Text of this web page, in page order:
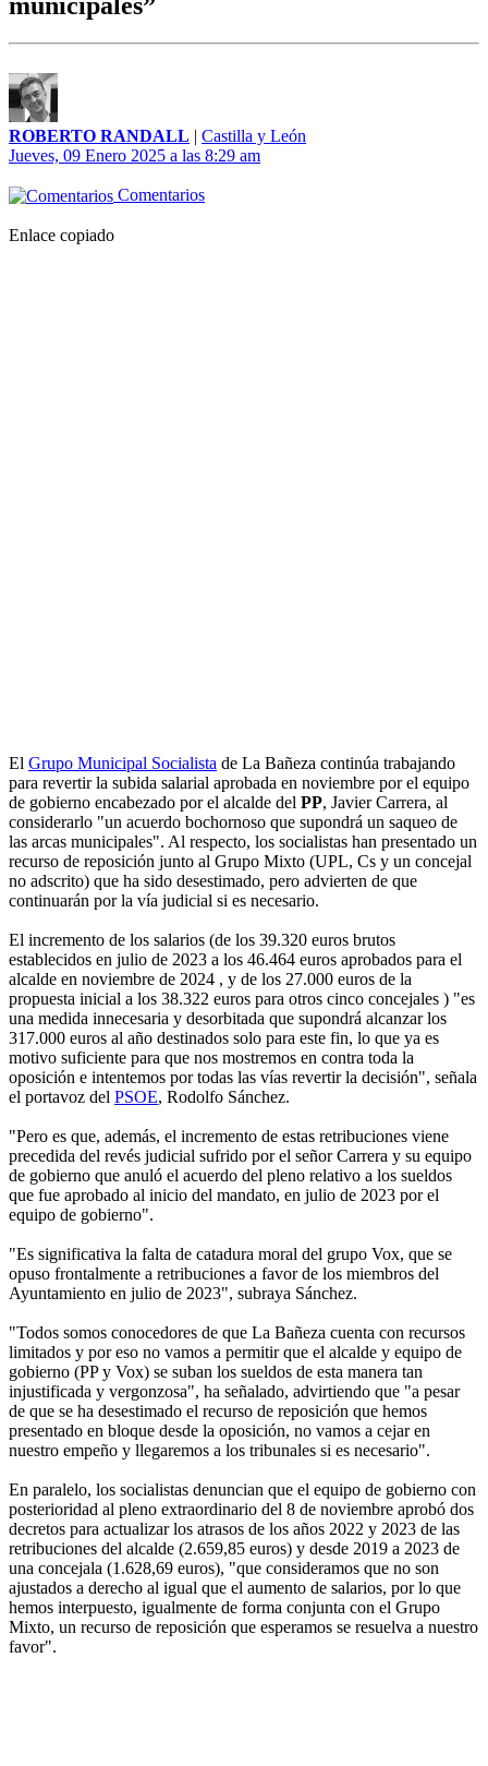
ROBERTO RANDALL | Castilla y León
Jueves, 09 Enero 2025 a las 8:29 am
Comentarios
Enlace copiado
El Grupo Municipal Socialista de La Bañeza continúa trabajando
para revertir la subida salarial aprobada en noviembre por el equipo
de gobierno encabezado por el alcalde del PP, Javier Carrera, al
considerarlo "un acuerdo bochornoso que supondrá un saqueo de
las arcas municipales". Al respecto, los socialistas han presentado un
recurso de reposición junto al Grupo Mixto (UPL, Cs y un concejal
no adscrito) que ha sido desestimado, pero advierten de que
continuarán por la vía judicial si es necesario.
El incremento de los salarios (de los 39.320 euros brutos
establecidos en julio de 2023 a los 46.464 euros aprobados para el
alcalde en noviembre de 2024 , y de los 27.000 euros de la
propuesta inicial a los 38.322 euros para otros cinco concejales ) "es
una medida innecesaria y desorbitada que supondrá alcanzar los
317.000 euros al año destinados solo para este fin, lo que ya es
motivo suficiente para que nos mostremos en contra toda la
oposición e intentemos por todas las vías revertir la decisión", señala
el portavoz del PSOE, Rodolfo Sánchez.
"Pero es que, además, el incremento de estas retribuciones viene
precedida del revés judicial sufrido por el señor Carrera y su equipo
de gobierno que anuló el acuerdo del pleno relativo a los sueldos
que fue aprobado al inicio del mandato, en julio de 2023 por el
equipo de gobierno".
"Es significativa la falta de catadura moral del grupo Vox, que se
opuso frontalmente a retribuciones a favor de los miembros del
Ayuntamiento en julio de 2023", subraya Sánchez.
"Todos somos conocedores de que La Bañeza cuenta con recursos
limitados y por eso no vamos a permitir que el alcalde y equipo de
gobierno (PP y Vox) se suban los sueldos de esta manera tan
injustificada y vergonzosa", ha señalado, advirtiendo que "a pesar
de que se ha desestimado el recurso de reposición que hemos
presentado en bloque desde la oposición, no vamos a cejar en
nuestro empeño y llegaremos a los tribunales si es necesario".
En paralelo, los socialistas denuncian que el equipo de gobierno con
posterioridad al pleno extraordinario del 8 de noviembre aprobó dos
decretos para actualizar los atrasos de los años 2022 y 2023 de las
retribuciones del alcalde (2.659,85 euros) y desde 2019 a 2023 de
una concejala (1.628,69 euros), "que consideramos que no son
ajustados a derecho al igual que el aumento de salarios, por lo que
hemos interpuesto, igualmente de forma conjunta con el Grupo
Mixto, un recurso de reposición que esperamos se resuelva a nuestro
favor".